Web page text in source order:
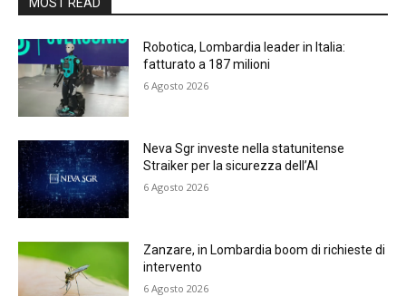
MOST READ
Robotica, Lombardia leader in Italia:
fatturato a 187 milioni
6 Agosto 2026
Neva Sgr investe nella statunitense
Straiker per la sicurezza dell’AI
6 Agosto 2026
Zanzare, in Lombardia boom di richieste di
intervento
6 Agosto 2026